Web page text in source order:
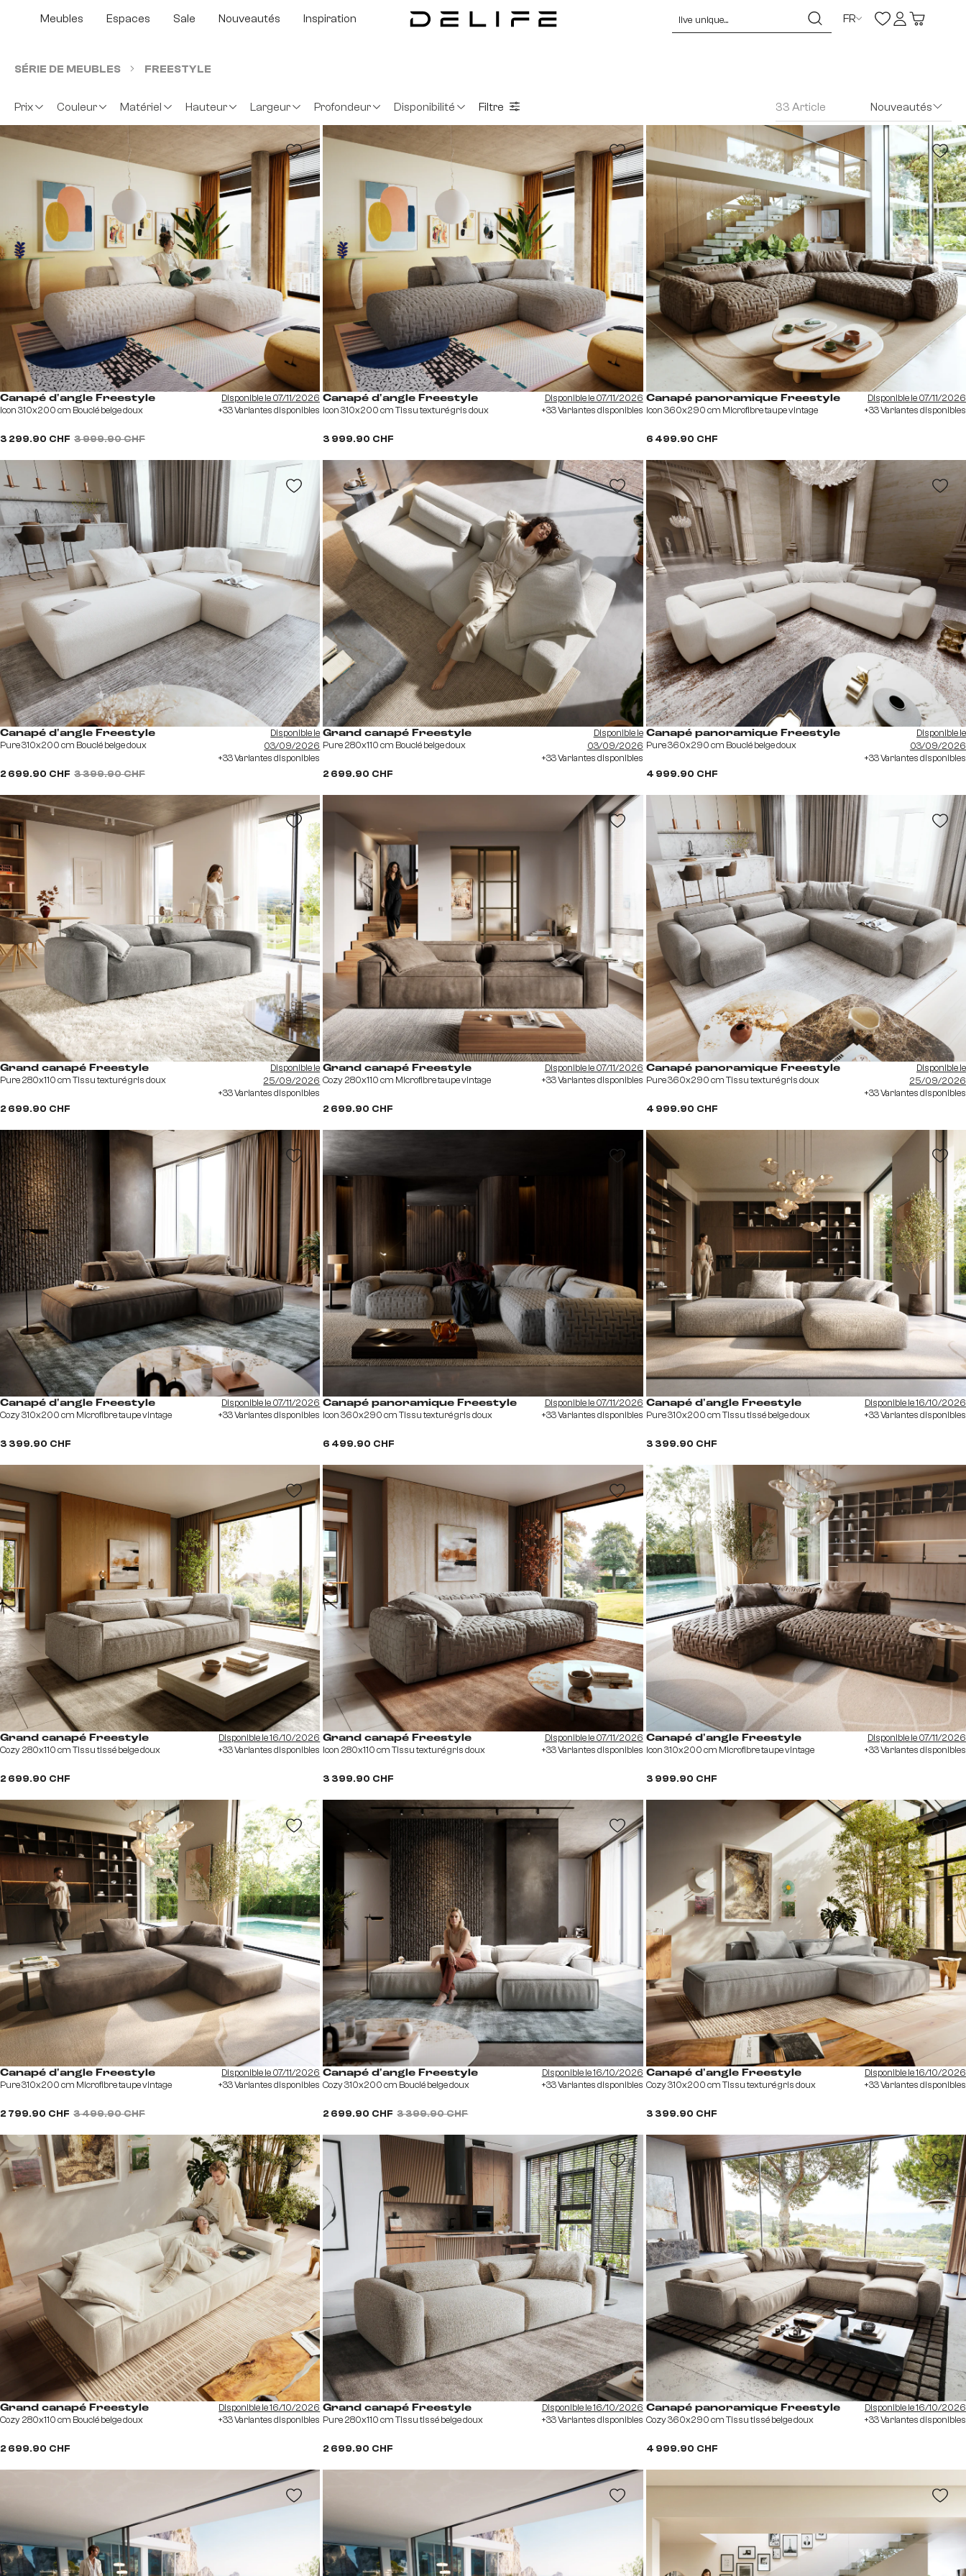
au contenu principal
Passer à la recherche
Passer à la navigation principale
Meubles Espaces Sale Nouveautés Inspiration FR
SÉRIE DE MEUBLES FREESTYLE
Prix Couleur Matériel Hauteur Largeur Profondeur Disponibilité Filtre 33 Article Nouveautés
Canapé d'angle Freestyle
Icon 310x200 cm Bouclé beige doux
3 299.90 CHF 3 999.90 CHF
Disponible le 07/11/2026
+33 Variantes disponibles
Canapé d'angle Freestyle
Icon 310x200 cm Tissu texturé gris doux
3 999.90 CHF
Disponible le 07/11/2026
+33 Variantes disponibles
Canapé panoramique Freestyle
Icon 360x290 cm Microfibre taupe vintage
6 499.90 CHF
Disponible le 07/11/2026
+33 Variantes disponibles
Canapé d'angle Freestyle
Pure 310x200 cm Bouclé beige doux
2 699.90 CHF 3 399.90 CHF
Disponible le
03/09/2026
+33 Variantes disponibles
Grand canapé Freestyle
Pure 280x110 cm Bouclé beige doux
2 699.90 CHF
Disponible le
03/09/2026
+33 Variantes disponibles
Canapé panoramique Freestyle
Pure 360x290 cm Bouclé beige doux
4 999.90 CHF
Disponible le
03/09/2026
+33 Variantes disponibles
Grand canapé Freestyle
Pure 280x110 cm Tissu texturé gris doux
2 699.90 CHF
Disponible le
25/09/2026
+33 Variantes disponibles
Grand canapé Freestyle
Cozy 280x110 cm Microfibre taupe vintage
2 699.90 CHF
Disponible le 07/11/2026
+33 Variantes disponibles
Canapé panoramique Freestyle
Pure 360x290 cm Tissu texturé gris doux
4 999.90 CHF
Disponible le
25/09/2026
+33 Variantes disponibles
Canapé d'angle Freestyle
Cozy 310x200 cm Microfibre taupe vintage
3 399.90 CHF
Disponible le 07/11/2026
+33 Variantes disponibles
Canapé panoramique Freestyle
Icon 360x290 cm Tissu texturé gris doux
6 499.90 CHF
Disponible le 07/11/2026
+33 Variantes disponibles
Canapé d'angle Freestyle
Pure 310x200 cm Tissu tissé beige doux
3 399.90 CHF
Disponible le 16/10/2026
+33 Variantes disponibles
Grand canapé Freestyle
Cozy 280x110 cm Tissu tissé beige doux
2 699.90 CHF
Disponible le 16/10/2026
+33 Variantes disponibles
Grand canapé Freestyle
Icon 280x110 cm Tissu texturé gris doux
3 399.90 CHF
Disponible le 07/11/2026
+33 Variantes disponibles
Canapé d'angle Freestyle
Icon 310x200 cm Microfibre taupe vintage
3 999.90 CHF
Disponible le 07/11/2026
+33 Variantes disponibles
Canapé d'angle Freestyle
Pure 310x200 cm Microfibre taupe vintage
2 799.90 CHF 3 499.90 CHF
Disponible le 07/11/2026
+33 Variantes disponibles
Canapé d'angle Freestyle
Cozy 310x200 cm Bouclé beige doux
2 699.90 CHF 3 399.90 CHF
Disponible le 16/10/2026
+33 Variantes disponibles
Canapé d'angle Freestyle
Cozy 310x200 cm Tissu texturé gris doux
3 399.90 CHF
Disponible le 16/10/2026
+33 Variantes disponibles
Grand canapé Freestyle
Cozy 280x110 cm Bouclé beige doux
2 699.90 CHF
Disponible le 16/10/2026
+33 Variantes disponibles
Grand canapé Freestyle
Pure 280x110 cm Tissu tissé beige doux
2 699.90 CHF
Disponible le 16/10/2026
+33 Variantes disponibles
Canapé panoramique Freestyle
Cozy 360x290 cm Tissu tissé beige doux
4 999.90 CHF
Disponible le 16/10/2026
+33 Variantes disponibles